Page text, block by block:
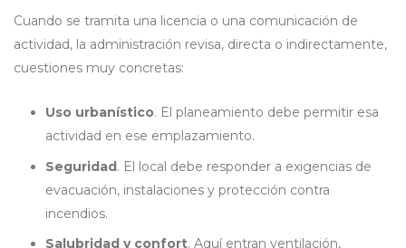
Cuando se tramita una licencia o una comunicación de
actividad, la administración revisa, directa o indirectamente,
cuestiones muy concretas:
Uso urbanístico. El planeamiento debe permitir esa
actividad en ese emplazamiento.
Seguridad. El local debe responder a exigencias de
evacuación, instalaciones y protección contra
incendios.
Salubridad y confort. Aquí entran ventilación,